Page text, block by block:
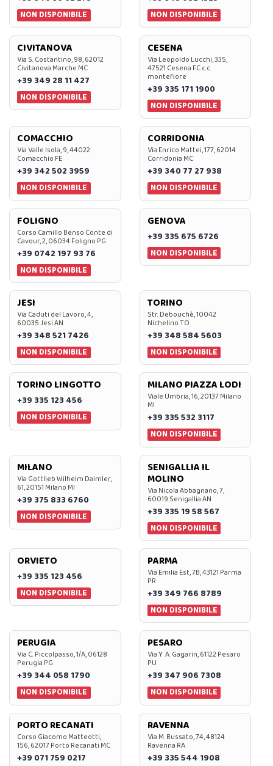
NON DISPONIBILE
NON DISPONIBILE
CIVITANOVA
Via S. Costantino, 98, 62012
Civitanova Marche MC
+39 349 28 11 427
NON DISPONIBILE
CESENA
Via Leopoldo Lucchi, 335,
47521 Cesena FC c.c.
montefiore
+39 335 171 1900
NON DISPONIBILE
COMACCHIO
Via Valle Isola, 9, 44022
Comacchio FE
+39 342 502 3959
NON DISPONIBILE
CORRIDONIA
Via Enrico Mattei, 177, 62014
Corridonia MC
+39 340 77 27 938
NON DISPONIBILE
FOLIGNO
Corso Camillo Benso Conte di
Cavour, 2, 06034 Foligno PG
+39 0742 197 93 76
NON DISPONIBILE
GENOVA
+39 335 675 6726
NON DISPONIBILE
JESI
Via Caduti del Lavoro, 4,
60035 Jesi AN
+39 348 521 7426
NON DISPONIBILE
TORINO
Str. Debouchè, 10042
Nichelino TO
+39 348 584 5603
NON DISPONIBILE
TORINO LINGOTTO
+39 335 123 456
NON DISPONIBILE
MILANO PIAZZA LODI
Viale Umbria, 16, 20137 Milano
MI
+39 335 532 3117
NON DISPONIBILE
MILANO
Via Gottlieb Wilhelm Daimler,
61, 20151 Milano MI
+39 375 833 6760
NON DISPONIBILE
SENIGALLIA IL
MOLINO
Via Nicola Abbagnano, 7,
60019 Senigallia AN
+39 335 19 58 567
NON DISPONIBILE
ORVIETO
+39 335 123 456
NON DISPONIBILE
PARMA
Via Emilia Est, 7B, 43121 Parma
PR
+39 349 766 8789
NON DISPONIBILE
PERUGIA
Via C. Piccolpasso, 1/A, 06128
Perugia PG
+39 344 058 1790
NON DISPONIBILE
PESARO
Via Y. A. Gagarin, 61122 Pesaro
PU
+39 347 906 7308
NON DISPONIBILE
PORTO RECANATI
Corso Giacomo Matteotti,
156, 62017 Porto Recanati MC
+39 071 759 0217
RAVENNA
Via M. Bussato, 74, 48124
Ravenna RA
+39 335 544 1908